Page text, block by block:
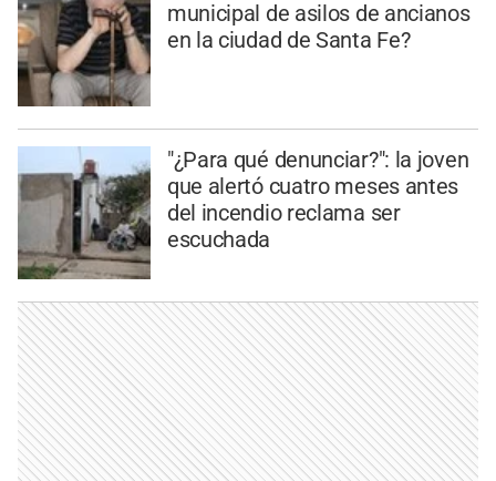
municipal de asilos de ancianos
en la ciudad de Santa Fe?
"¿Para qué denunciar?": la joven
que alertó cuatro meses antes
del incendio reclama ser
escuchada